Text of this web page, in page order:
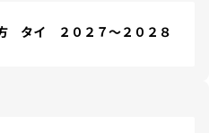
タイ ２０２７～２０２８